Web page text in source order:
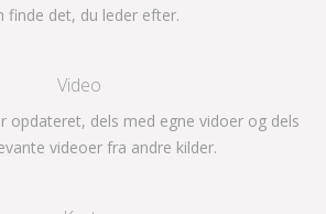
finde det, du leder efter.
Video
opdateret, dels med egne vidoer og dels
videoer fra andre kilder.